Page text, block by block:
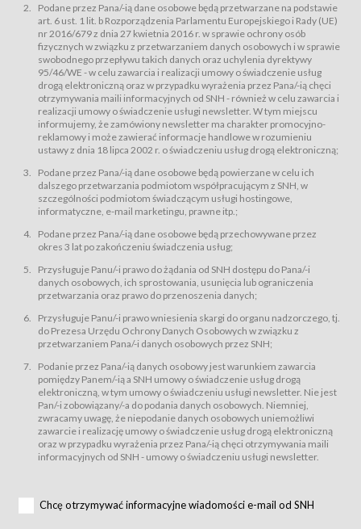
Sklep – sklep internetowy prowadzony przez Usługodawcę w Serwisie;
Regulamin – niniejszy regulamin.
§ 2
Postanowienia ogólne
Regulamin określa zasady:
świadczenia Usługobiorcom Usług przez Usługodawcę, z
zastrzeżeniem usług, o których mowa w ust. 2 pkt. 4 i 5 poniżej, których
zasady świadczenia precyzują odrębne regulaminy,
przetwarzania przez Usługodawcę danych osobowych Usługobiorców
będących osobami fizycznymi.
świadczy Usługi drogą elektroniczną w rozumieniu ustawy z dnia 18 lipca
2002 r. o świadczeniu usług drogą elektroniczną (Dz.U. z 2002 r., Nr 144, poz.
1204, z późń. zm.). Usługi świadczone są nieodpłatnie.
usługę przeglądania i odczytywania przez Usługobiorców materiałów
zamieszczanych w Serwisie,
usługę utrzymywania konta użytkownika w Serwisie,
usługę newsletter,
usługę zawierania na odległość umów nabycia Karnetów i Biletów,
usługę zawierania na odległość umów sprzedaży w Sklepie.
dnia 18 lipca 2002 r. o świadczeniu usług drogą elektroniczną (Dz.U. z 2002
r., Nr 144, poz. 1204, z późń. zm.). Usługi świadczone są nieodpłatnie.
Na zasadach określonych w Regulaminie dostęp do Serwisu jest otwarty dla
Usługobiorca przed rozpoczęciem korzystania z Serwisu jest zobowiązany
zapoznać się z Regulaminem. Założenie konta w Serwisie oraz zamówienie
usługi newsletter za pośrednictwem przeznaczonego do tego formularza
zamieszczonego na stronach Serwisu dostępnych dla wszystkich
Usługobiorców wymaga akceptacji postanowień Regulaminu.
Usługobiorca zobowiązany jest do przestrzegania postanowień Regulaminu
od chwili rozpoczęcia korzystania z Serwisu.
Regulamin jest udostępniony Usługobiorcom nieodpłatnie za
Warunki techniczne korzystania z Usług
Podane przez Pana/-ią dane osobowe będą przetwarzane na podstawie
art. 6 ust. 1 lit. b Rozporządzenia Parlamentu Europejskiego i Rady (UE)
nr 2016/679 z dnia 27 kwietnia 2016 r. w sprawie ochrony osób
fizycznych w związku z przetwarzaniem danych osobowych i w sprawie
swobodnego przepływu takich danych oraz uchylenia dyrektywy
95/46/WE - w celu zawarcia i realizacji umowy o świadczenie usług
drogą elektroniczną oraz w przypadku wyrażenia przez Pana/-ią chęci
otrzymywania maili informacyjnych od SNH - również w celu zawarcia i
realizacji umowy o świadczenie usługi newsletter. W tym miejscu
informujemy, że zamówiony newsletter ma charakter promocyjno-
reklamowy i może zawierać informacje handlowe w rozumieniu
ustawy z dnia 18 lipca 2002 r. o świadczeniu usług drogą elektroniczną;
Podane przez Pana/-ią dane osobowe będą powierzane w celu ich
dalszego przetwarzania podmiotom współpracującym z SNH, w
szczególności podmiotom świadczącym usługi hostingowe,
informatyczne, e-mail marketingu, prawne itp.;
Podane przez Pana/-ią dane osobowe będą przechowywane przez
okres 3 lat po zakończeniu świadczenia usług;
Przysługuje Panu/-i prawo do żądania od SNH dostępu do Pana/-i
danych osobowych, ich sprostowania, usunięcia lub ograniczenia
przetwarzania oraz prawo do przenoszenia danych;
Przysługuje Panu/-i prawo wniesienia skargi do organu nadzorczego, tj.
do Prezesa Urzędu Ochrony Danych Osobowych w związku z
przetwarzaniem Pana/-i danych osobowych przez SNH;
Podanie przez Pana/-ią danych osobowy jest warunkiem zawarcia
pomiędzy Panem/-ią a SNH umowy o świadczenie usług drogą
elektroniczną, w tym umowy o świadczeniu usługi newsletter. Nie jest
Pan/-i zobowiązany/-a do podania danych osobowych. Niemniej,
zwracamy uwagę, że niepodanie danych osobowych uniemożliwi
zawarcie i realizację umowy o świadczenie usług drogą elektroniczną
oraz w przypadku wyrażenia przez Pana/-ią chęci otrzymywania maili
informacyjnych od SNH - umowy o świadczeniu usługi newsletter.
Chcę otrzymywać informacyjne wiadomości e-mail od SNH